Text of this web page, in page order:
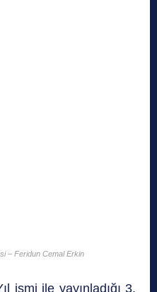
– Feridun Cemal Erkin
ismi ile yayınladığı 3.